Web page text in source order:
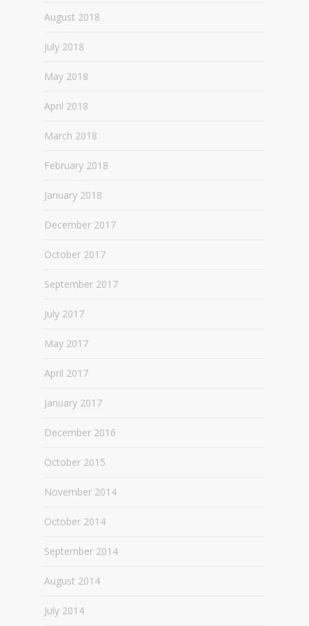
August 2018
July 2018
May 2018
April 2018
March 2018
February 2018
January 2018
December 2017
October 2017
September 2017
July 2017
May 2017
April 2017
January 2017
December 2016
October 2015
November 2014
October 2014
September 2014
August 2014
July 2014